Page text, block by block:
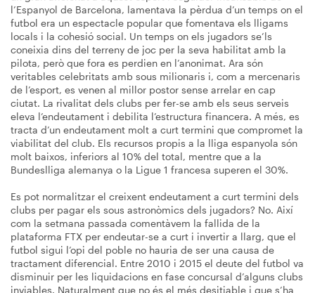
l’Espanyol de Barcelona, lamentava la pèrdua d’un temps on el
futbol era un espectacle popular que fomentava els lligams
locals i la cohesió social. Un temps on els jugadors se’ls
coneixia dins del terreny de joc per la seva habilitat amb la
pilota, però que fora es perdien en l’anonimat. Ara són
veritables celebritats amb sous milionaris i, com a mercenaris
de l’esport, es venen al millor postor sense arrelar en cap
ciutat. La rivalitat dels clubs per fer-se amb els seus serveis
eleva l’endeutament i debilita l’estructura financera. A més, es
tracta d’un endeutament molt a curt termini que compromet la
viabilitat del club. Els recursos propis a la lliga espanyola són
molt baixos, inferiors al 10% del total, mentre que a la
Bundeslliga alemanya o la Ligue 1 francesa superen el 30%.
Es pot normalitzar el creixent endeutament a curt termini dels
clubs per pagar els sous astronòmics dels jugadors? No. Així
com la setmana passada comentàvem la fallida de la
plataforma FTX per endeutar-se a curt i invertir a llarg, que el
futbol sigui l’opi del poble no hauria de ser una causa de
tractament diferencial. Entre 2010 i 2015 el deute del futbol va
disminuir per les liquidacions en fase concursal d’alguns clubs
inviables. Naturalment que no és el més desitjable i que s’ha